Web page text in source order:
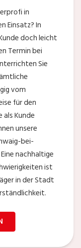
in
Einsatz? In
doch leicht
Termin bei
Sie
vom
für den
Kunde
unsere
bei-
nachhaltige
ist
in der Stadt